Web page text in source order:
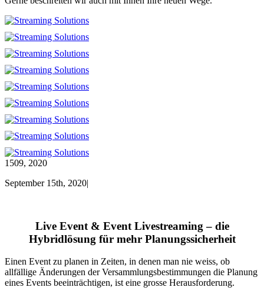
1509, 2020
September 15th, 2020|
Live Event & Event Livestreaming – die
Hybridlösung für mehr Planungssicherheit
Einen Event zu planen in Zeiten, in denen man nie weiss, ob
allfällige Änderungen der Versammlungsbestimmungen die Planung
eines Events beeinträchtigen, ist eine grosse Herausforderung.